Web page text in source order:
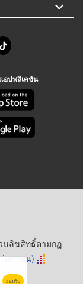
อปพลิเคชัน
นลิขสิทธิ์ตามกฏ
(มหาชน)
ยอมรับ